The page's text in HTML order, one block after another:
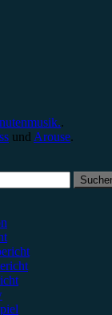
.
und Arouse.